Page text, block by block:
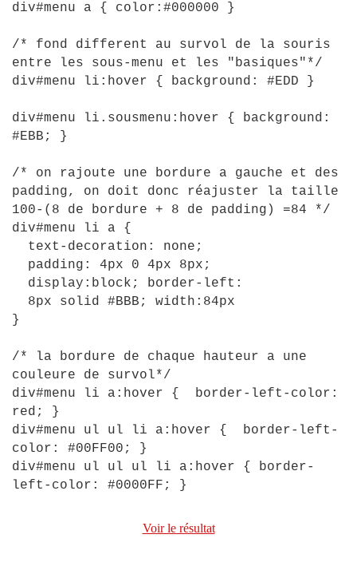
div#menu a { color : #000000 }
/* fond different au survol de la souris
entre les sous-menu et les "basiques"*/
div#menu li : hover { background : #EDD }
div#menu li . sousmenu : hover { background :
#EBB ; }
/* on rajoute une bordure a gauche et des
padding, on doit donc réajuster la taille
100-(8 de bordure + 8 de padding) =84 */
div#menu li a
{
text-decoration : none ;
padding : 4px 0 4px 8px ;
display : block ; border-left :
8px
solid #BBB ; width : 84px
}
/* la bordure de chaque hauteur a une
couleure de survol*/
div#menu li a : hover { border-left-color :
red ;
}
div#menu ul ul li a : hover {
border-left-
color : #00FF00 ;
}
div#menu ul ul ul li a : hover {
border-
left-color : #0000FF ; }
Voir le résultat